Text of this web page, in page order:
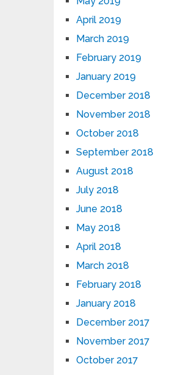
April 2019
March 2019
February 2019
January 2019
December 2018
November 2018
October 2018
September 2018
August 2018
July 2018
June 2018
May 2018
April 2018
March 2018
February 2018
January 2018
December 2017
November 2017
October 2017